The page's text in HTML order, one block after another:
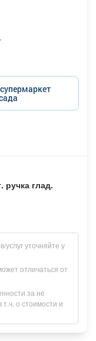
Погода
ручка глад.
уточняйте у
отличаться от
за не
о стоимости и